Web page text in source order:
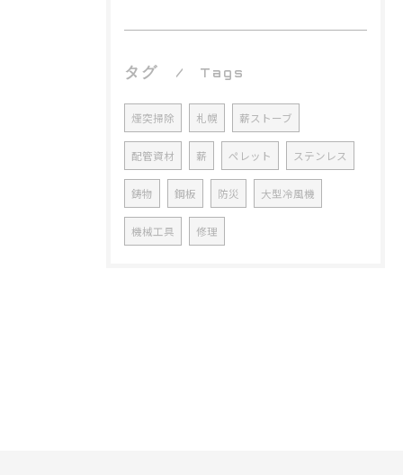
タグ Tags
煙突掃除 札幌 薪ストーブ
配管資材 薪 ペレット ステンレス
鋳物 鋼板 防災 大型冷風機
機械工具 修理